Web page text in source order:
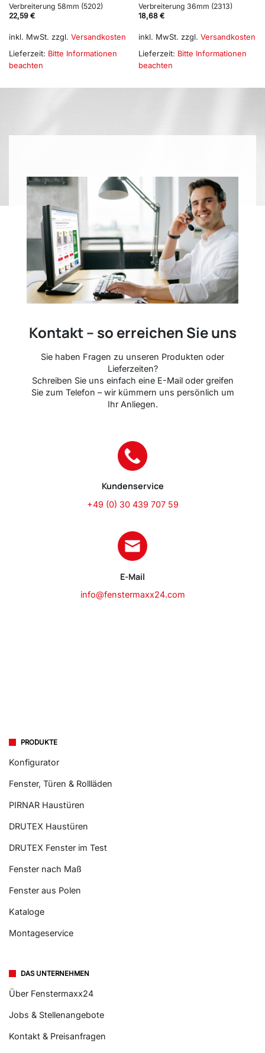
Verbreiterung 58mm (5202)
22,59 €
inkl. MwSt. zzgl. Versandkosten
Lieferzeit: Bitte Informationen
beachten
Verbreiterung 36mm (2313)
18,68 €
inkl. MwSt. zzgl. Versandkosten
Lieferzeit: Bitte Informationen
beachten
Kontakt – so erreichen Sie uns
Sie haben Fragen zu unseren Produkten oder
Lieferzeiten?
Schreiben Sie uns einfach eine E-Mail oder greifen
Sie zum Telefon – wir kümmern uns persönlich um
Ihr Anliegen.
Kundenservice
+49 (0) 30 439 707 59
E-Mail
info@fenstermaxx24.com
PRODUKTE
Konfigurator
Fenster, Türen & Rollläden
PIRNAR Haustüren
DRUTEX Haustüren
DRUTEX Fenster im Test
Fenster nach Maß
Fenster aus Polen
Kataloge
Montageservice
DAS UNTERNEHMEN
Über Fenstermaxx24
Jobs & Stellenangebote
Kontakt & Preisanfragen